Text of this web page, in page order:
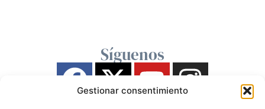
Gestionar consentimiento
Síguenos